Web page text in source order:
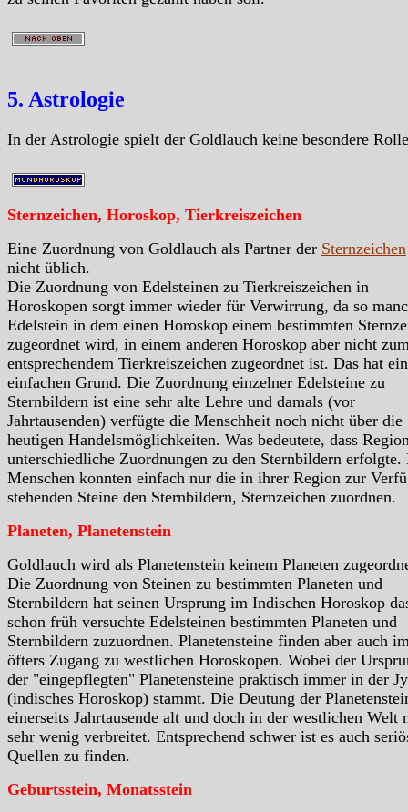
5. Astrologie
In der Astrologie spielt der Goldlauch keine besondere
Sternzeichen, Horoskop, Tierkreiszeichen
Eine Zuordnung von Goldlauch als Partner der Sternzeichen
nicht üblich.
Die Zuordnung von Edelsteinen zu Tierkreiszeichen in
Horoskopen sorgt immer wieder für Verwirrung, da so
Edelstein in dem einen Horoskop einem bestimmten
zugeordnet wird, in einem anderen Horoskop aber nicht
entsprechendem Tierkreiszeichen zugeordnet ist. Das hat
einfachen Grund. Die Zuordnung einzelner Edelsteine zu
Sternbildern ist eine sehr alte Lehre und damals (vor
Jahrtausenden) verfügte die Menschheit noch nicht über die
heutigen Handelsmöglichkeiten. Was bedeutete, dass
unterschiedliche Zuordnungen zu den Sternbildern erfolgte.
Menschen konnten einfach nur die in ihrer Region zur
stehenden Steine den Sternbildern, Sternzeichen zuordnen.
Planeten, Planetenstein
Goldlauch wird als Planetenstein keinem Planeten
Die Zuordnung von Steinen zu bestimmten Planeten und
Sternbildern hat seinen Ursprung im Indischen Horoskop
schon früh versuchte Edelsteinen bestimmten Planeten und
Sternbildern zuzuordnen. Planetensteine finden aber auch
öfters Zugang zu westlichen Horoskopen. Wobei der
der "eingepflegten" Planetensteine praktisch immer in der
(indisches Horoskop) stammt. Die Deutung der
einerseits Jahrtausende alt und doch in der westlichen Welt
sehr wenig verbreitet. Entsprechend schwer ist es auch
Quellen zu finden.
Geburtsstein, Monatsstein